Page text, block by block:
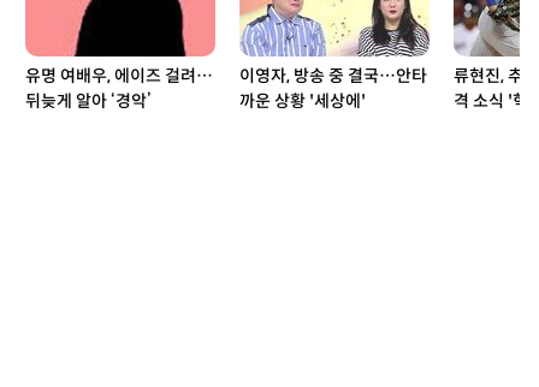
유명 여배우, 에이즈 걸려…
뒤늦게 알아 ‘경악’
이영자, 방송 중 결국…안타
까운 상황 '세상에'
류현진, 추
격 소식 '헉'